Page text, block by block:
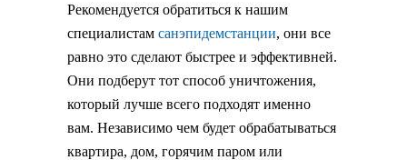
Рекомендуется обратиться к нашим
специалистам санэпидемстанции, они все
равно это сделают быстрее и эффективней.
Они подберут тот способ уничтожения,
который лучше всего подходят именно
вам. Независимо чем будет обрабатываться
квартира, дом, горячим паром или